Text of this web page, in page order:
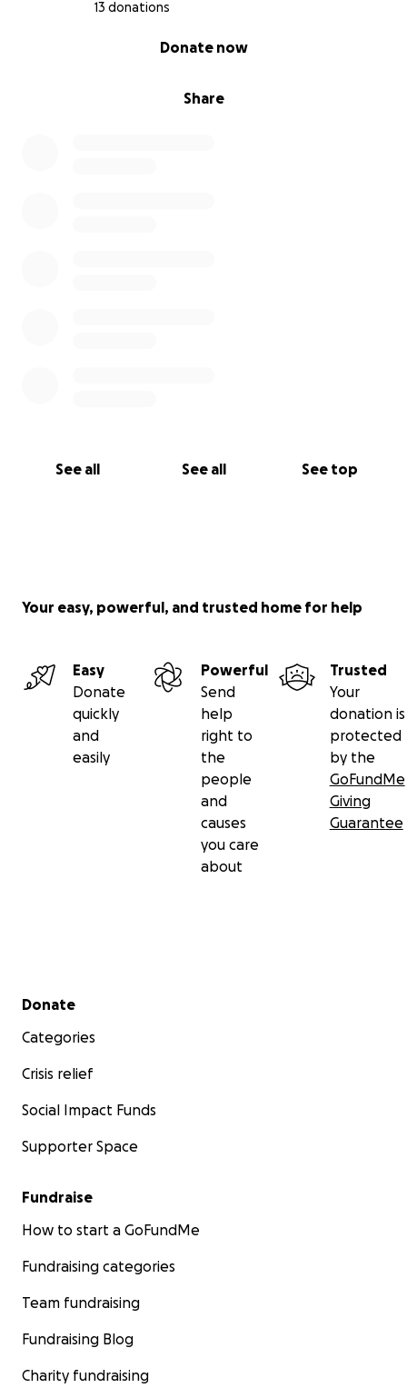
13 donations
Share
Donate now
See all See all See top
Your easy, powerful, and trusted home for help
Easy
Donate
quickly
and
easily
Powerful
Send
help
right to
the
people
and
causes
you care
about
Trusted
Your
donation is
protected
by the
GoFundMe
Giving
Guarantee
Secondary menu
Donate
Categories
Crisis relief
Social Impact Funds
Supporter Space
Fundraise
How to start a GoFundMe
Fundraising categories
Team fundraising
Fundraising Blog
Charity fundraising